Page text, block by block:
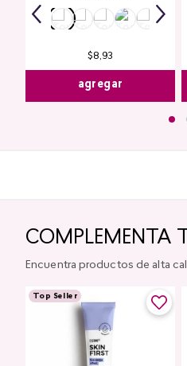
$8,93
agregar
COMPLEMENTA
Encuentra productos de alta
Top Seller